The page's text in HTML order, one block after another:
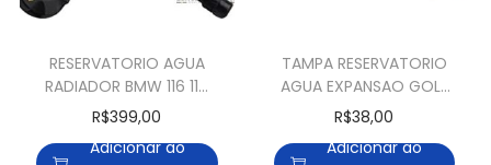
RESERVATORIO AGUA
RADIADOR BMW 116 118
120 130 135 318 320 323
325 330 335 X1 Z4
R$399,00
Adicionar ao
TAMPA RESERVATORIO
AGUA EXPANSAO GOLF
PASSAT BORA NEW
BEETLE
R$38,00
Adicionar ao